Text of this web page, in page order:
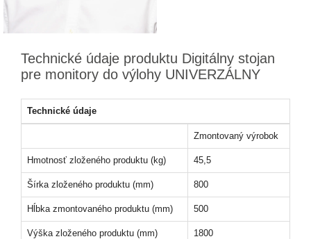
Technické údaje produktu Digitálny stojan
pre monitory do výlohy UNIVERZÁLNY
Technické údaje
Zmontovaný výrobok
Hmotnosť zloženého produktu (kg) 45,5
Šírka zloženého produktu (mm) 800
Hĺbka zmontovaného produktu (mm) 500
Výška zloženého produktu (mm) 1800